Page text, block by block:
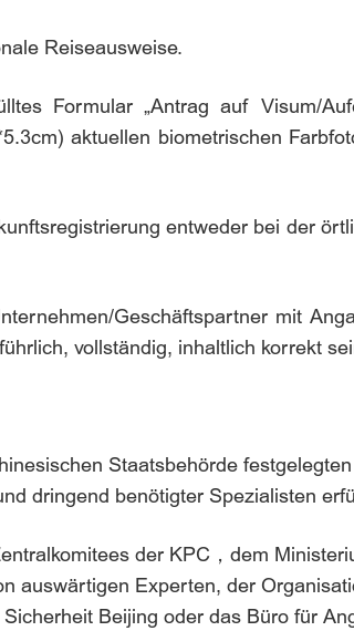
Reiseausweise.
Formular „Antrag auf Visum/
aktuellen biometrischen
entweder bei der
Geschäftspartner mit
vollständig, inhaltlich korrekt
Staatsbehörde
dringend benötigter Spezialisten
der KPC，dem
auswärtigen Experten, der
Beijing oder das Büro für